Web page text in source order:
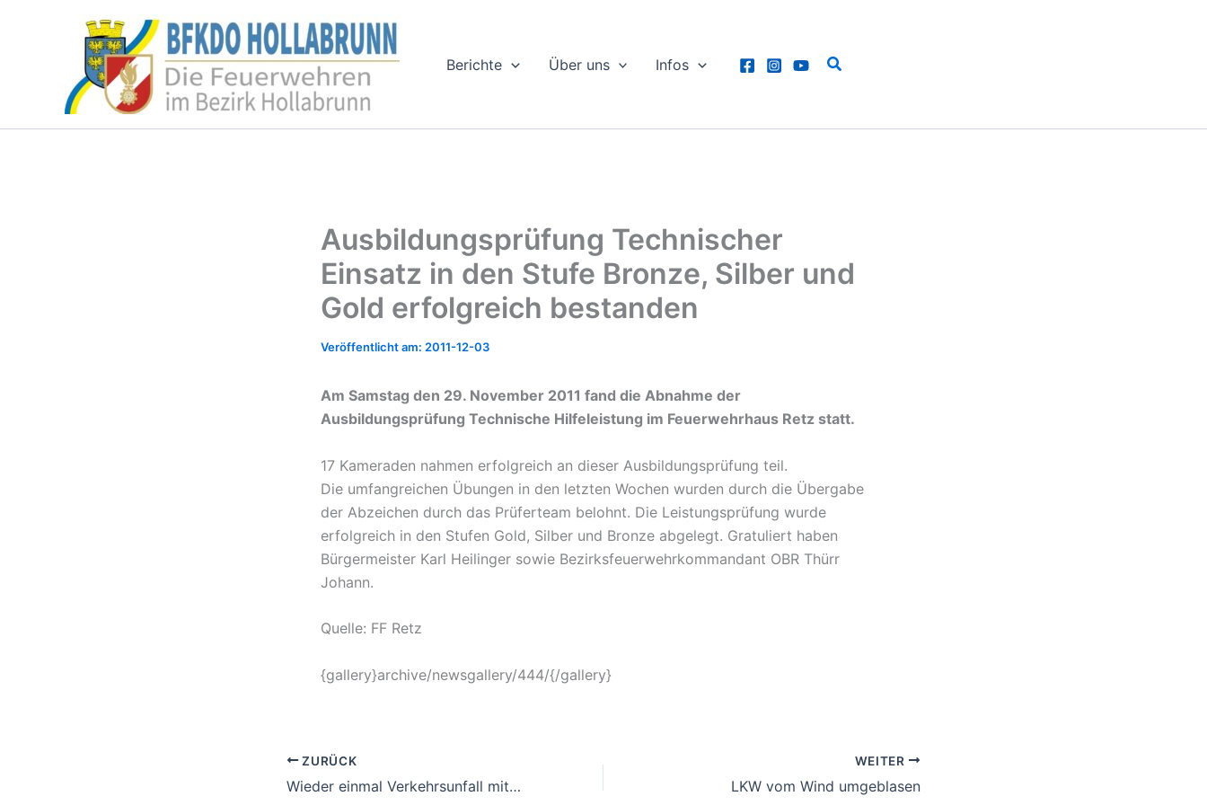
Berichte Über uns Infos Suchen
Ausbildungsprüfung Technischer
Einsatz in den Stufe Bronze, Silber und
Gold erfolgreich bestanden
2011-12-03
Am Samstag den 29. November 2011 fand die Abnahme der
Ausbildungsprüfung Technische Hilfeleistung im Feuerwehrhaus Retz statt.
17 Kameraden nahmen erfolgreich an dieser Ausbildungsprüfung teil.
Die umfangreichen Übungen in den letzten Wochen wurden durch die Übergabe
der Abzeichen durch das Prüferteam belohnt. Die Leistungsprüfung wurde
erfolgreich in den Stufen Gold, Silber und Bronze abgelegt. Gratuliert haben
Bürgermeister Karl Heilinger sowie Bezirksfeuerwehrkommandant OBR Thürr
Johann.
Quelle: FF Retz
{gallery}archive/newsgallery/444/{/gallery}
ZURÜCK
Wieder einmal Verkehrsunfall mit eingeklemmter Person auf der LB2
WEITER
LKW vom Wind umgeblasen